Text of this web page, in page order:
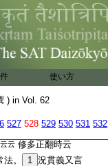
使い方
) in Vol. 62
527 528 529 530 531 532
涅槃。二則對觀。謂
向。以因對果。因
對觀。以心對境。
漏淨惠倶是其相
。非處對故。言對法
也。又云。能對名對。
性故。即是法故。亦
法者。是可業翻。其
。分別法義。世莫比
云云 修多正翻時云
。
1 況貫義又言